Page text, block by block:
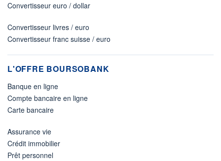
Convertisseur euro / dollar
Convertisseur livres / euro
Convertisseur franc suisse / euro
L'OFFRE BOURSOBANK
Banque en ligne
Compte bancaire en ligne
Carte bancaire
Assurance vie
Crédit immobilier
Prêt personnel